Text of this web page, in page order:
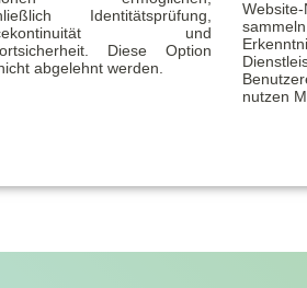
Identitätsprüfung,
und
Diese Option
abgelehnt werden.
nutzen